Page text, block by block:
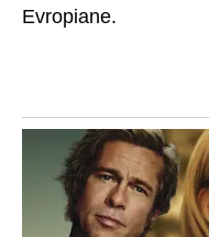
Evropiane.